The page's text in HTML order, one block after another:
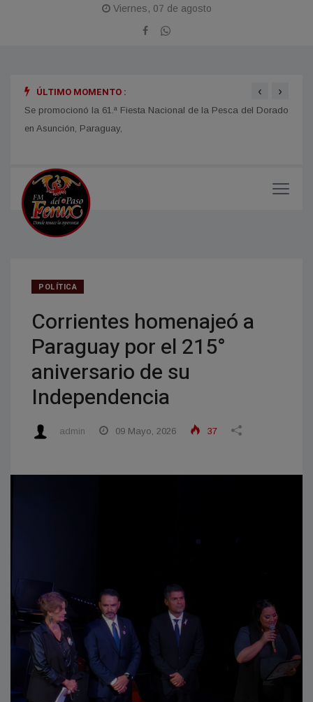
Viernes, 07 de agosto
ÚLTIMO MOMENTO :
Se promocionó la 61.ª Fiesta Nacional de la Pesca del Dorado
en Asunción, Paraguay,
‹ ›
POLÍTICA
Corrientes homenajeó a
Paraguay por el 215°
aniversario de su
Independencia
admin 09 Mayo, 2026 37